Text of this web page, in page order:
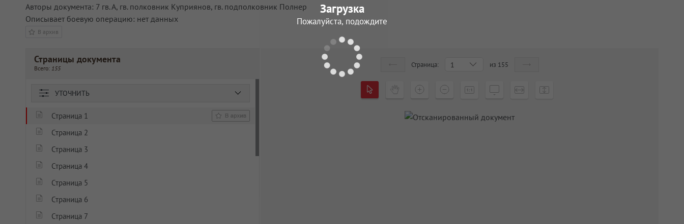
Авторы документа: 7 гв. А, гв. полковник Куприянов, гв. подполковник Полнер
Описывает боевую операцию: нет данных
В архив
Страницы документа
Всего: 155
УТОЧНИТЬ
Страница 1
Страница 2
Страница 3
Страница 4
Страница 5
Страница 6
Страница 7
Страница: 1 из 155
Загрузка
Пожалуйста, подождите